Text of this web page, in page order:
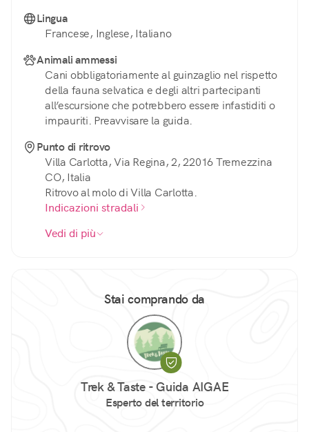
Lingua
Francese, Inglese, Italiano
Animali ammessi
Cani obbligatoriamente al guinzaglio nel rispetto
della fauna selvatica e degli altri partecipanti
all’escursione che potrebbero essere infastiditi o
impauriti. Preavvisare la guida.
Punto di ritrovo
Villa Carlotta, Via Regina, 2, 22016 Tremezzina
CO, Italia
Ritrovo al molo di Villa Carlotta.
Indicazioni stradali
Vedi di più
Stai comprando da
Trek & Taste - Guida AIGAE
Esperto del territorio